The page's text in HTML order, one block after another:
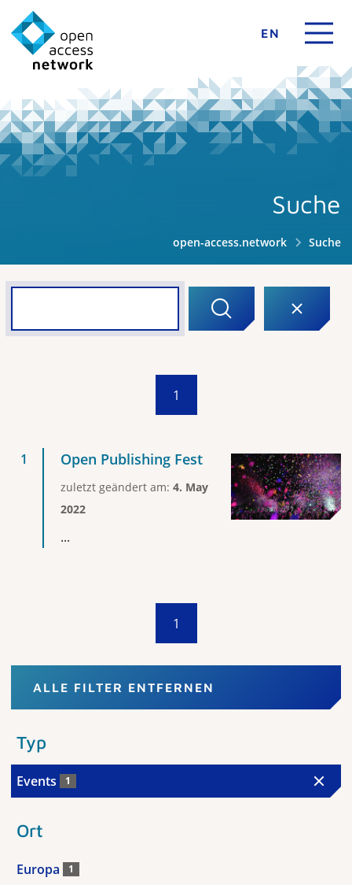
EN
Suche
open-access.network Suche
1
Open Publishing Fest
zuletzt geändert am: 4. May
2022
...
1
ALLE FILTER ENTFERNEN
Typ
Events 1
Ort
Europa 1